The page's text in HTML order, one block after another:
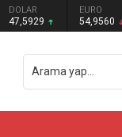
DOLAR
47,5929
EURO
54,9560